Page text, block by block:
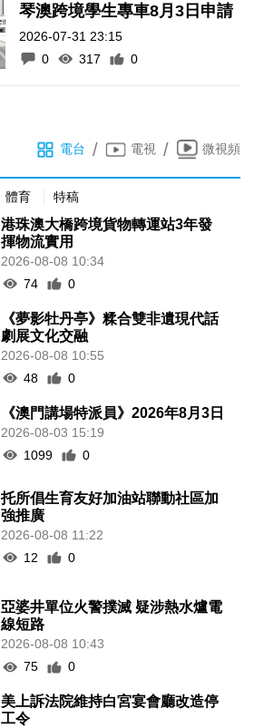
琴澳跨境學生專車8月3日申請
2026-07-31 23:15
0
317 0
電台 / 電視 / 微視頻
體育 特稿
港珠澳大橋跨境貨物轉運站3年發
揮物流實用
2026-08-08 10:34
74
0
《夢影牡丹亭》糅合雙非遺現代話
劇展文化交融
2026-08-08 10:55
48
0
《澳門講場特派員》2026年8月3日
2026-08-03 15:19
1099
0
托所倡生育友好加油站聯動社區加
強推廣
2026-08-08 11:22
12
0
亞婆井單位火警撲滅 疑涉熱水爐電
線短路
2026-08-08 10:43
75
0
美上訴法院維持白宮宴會廳改造停
工令